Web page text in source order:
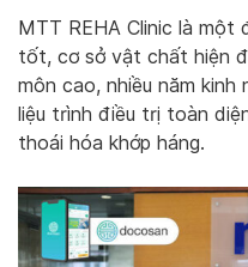
MTT REHA Clinic là
tốt, cơ sở vật chất hiện
môn cao, nhiều năm kinh
liệu trình điều trị toàn
thoái hóa khớp háng.